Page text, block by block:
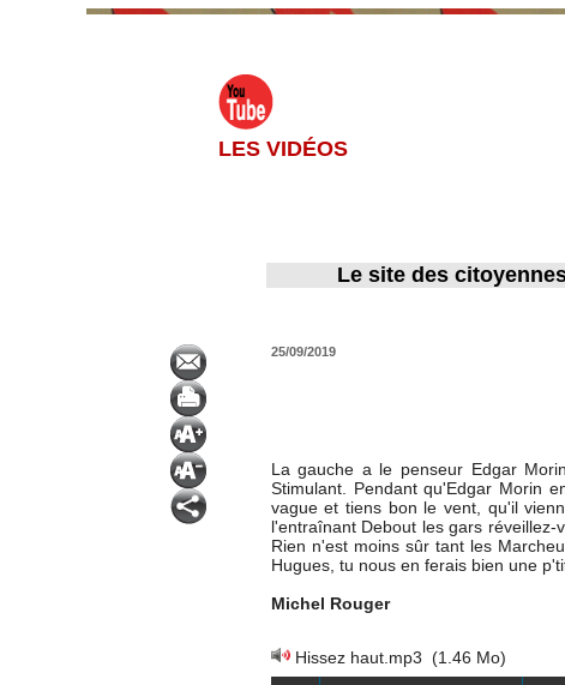
LES VIDÉOS
Le site des
25/09/2019
La gauche a le penseur Edgar
Stimulant. Pendant qu'Edgar Morin
vague et tiens bon le vent, qu'il
l'entraînant Debout les gars
Rien n'est moins sûr tant les
Hugues, tu nous en ferais bien une
Michel Rouger
Hissez haut.mp3 (1.46 Mo)